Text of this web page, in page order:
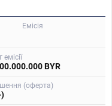
Емісія
BYR
(оферта)